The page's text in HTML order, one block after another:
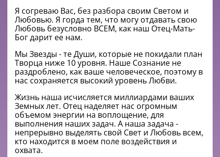
Я согреваю Вас, без разбора своим Светом и
Любовью. Я горда тем, что могу отдавать свою
Любовь безусловно ВСЕМ, как наш Отец-Мать-
Бог дарит ее нам.
Мы Звезды - те Души, которые не покидали план
Творца ниже 10 уровня. Наше Сознание не
раздроблено, как ваше человеческое, поэтому в
нас сохраняется высокий уровень Любви.
Жизнь наша исчисляется миллиардами ваших
Земных лет. Отец наделяет нас огромным
объемом энергии на воплощение, для
выполнения наших задач. А наша задача -
непрерывно выделять свой Свет и Любовь всем,
кто находится в моем поле воздействия и
охвата.